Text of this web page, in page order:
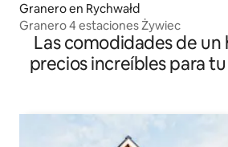
Granero en Rychwałd
Granero 4 estaciones Żywiec
Las comodidades de un
precios increíbles para